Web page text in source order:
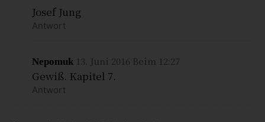
Josef Jung
Antwort
Nepomuk 13. Juni 2016 Beim 12:27
Gewiß. Kapitel 7.
Antwort